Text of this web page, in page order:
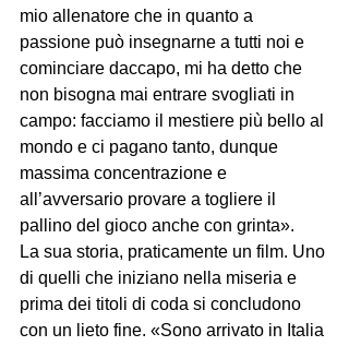
mio allenatore che in quanto a
passione può insegnarne a tutti noi e
cominciare daccapo, mi ha detto che
non bisogna mai entrare svogliati in
campo: facciamo il mestiere più bello al
mondo e ci pagano tanto, dunque
massima concentrazione e
all’avversario provare a togliere il
pallino del gioco anche con grinta».
La sua storia, praticamente un film. Uno
di quelli che iniziano nella miseria e
prima dei titoli di coda si concludono
con un lieto fine. «Sono arrivato in Italia